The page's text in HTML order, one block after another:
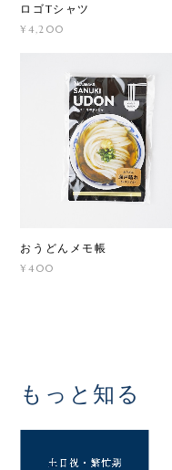
ロゴTシャツ
¥4,200
おうどんメモ帳
¥400
もっと知る